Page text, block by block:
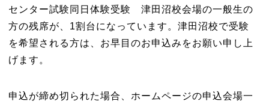
センター試験同日体験受験 津田沼校会場の一般生の
方の残席が、1割台になっています。津田沼校で受験
を希望される方は、お早目のお申込みをお願い申し上
げます。
申込が締め切られた場合、ホームページの申込会場一